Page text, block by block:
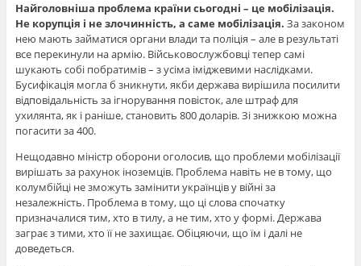
Найголовніша проблема країни сьогодні – це мобілізація.
Не корупція і не злочинність, а саме мобілізація. За законом
нею мають займатися органи влади та поліція – але в результаті
все перекинули на армію. Військовослужбовці тепер самі
шукають собі побратимів – з усіма іміджевими наслідками.
Бусифікація могла б зникнути, якби держава вирішила посилити
відповідальність за ігнорування повісток, але штраф для
ухилянта, як і раніше, становить 800 доларів. Зі знижкою можна
погасити за 400.
Нещодавно міністр оборони оголосив, що проблеми мобілізації
вирішать за рахунок іноземців. Проблема навіть не в тому, що
колумбійці не зможуть замінити українців у війні за
незалежність. Проблема в тому, що ці слова спочатку
призначалися тим, хто в тилу, а не тим, хто у формі. Держава
заграє з тими, хто її не захищає. Обіцяючи, що їм і далі не
доведеться.